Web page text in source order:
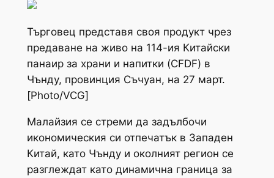
Търговец представя своя продукт чрез
предаване на живо на 114-ия Китайски
панаир за храни и напитки (CFDF) в
Чънду, провинция Съчуан, на 27 март.
[Photo/VCG]
Малайзия се стреми да задълбочи
икономическия си отпечатък в Западен
Китай, като Чънду и околният регион се
разглеждат като динамична граница за